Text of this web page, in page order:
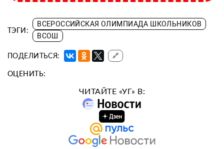
ТЭГИ:
ВСЕРОССИЙСКАЯ ОЛИМПИАДА ШКОЛЬНИКОВ
ВСОШ
ПОДЕЛИТЬСЯ: 🔗
ОЦЕНИТЬ:
ЧИТАЙТЕ «УГ» В: